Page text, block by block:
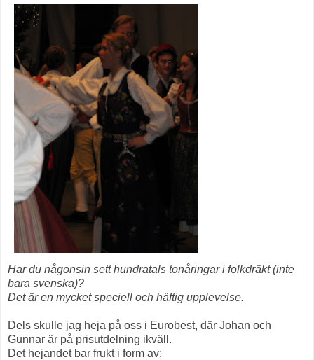
Har du någonsin sett hundratals tonåringar i folkdräkt (inte
bara svenska)?
Det är en mycket speciell och häftig upplevelse.
Dels skulle jag heja på oss i Eurobest, där Johan och
Gunnar är på prisutdelning ikväll.
Det hejandet bar frukt i form av: